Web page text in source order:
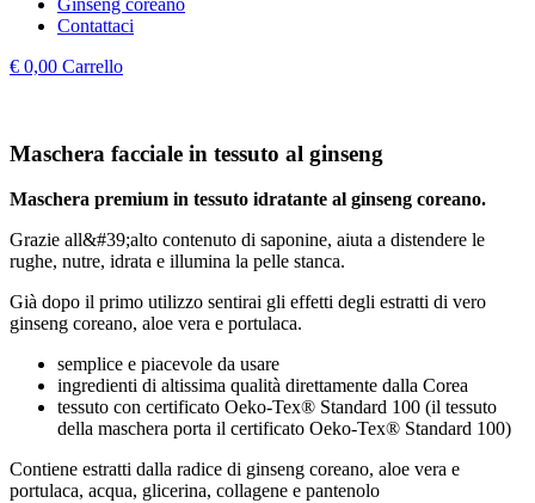
Ginseng coreano
Contattaci
€ 0,00 Carrello
Maschera facciale in tessuto al ginseng
Maschera premium in tessuto idratante al ginseng coreano.
Grazie all&#39;alto contenuto di saponine, aiuta a distendere le
rughe, nutre, idrata e illumina la pelle stanca.
Già dopo il primo utilizzo sentirai gli effetti degli estratti di vero
ginseng coreano, aloe vera e portulaca.
semplice e piacevole da usare
ingredienti di altissima qualità direttamente dalla Corea
tessuto con certificato Oeko-Tex® Standard 100 (il tessuto
della maschera porta il certificato Oeko-Tex® Standard 100)
Contiene estratti dalla radice di ginseng coreano, aloe vera e
portulaca, acqua, glicerina, collagene e pantenolo